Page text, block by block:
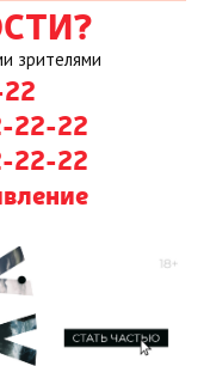
зрителями
22-22
22-22